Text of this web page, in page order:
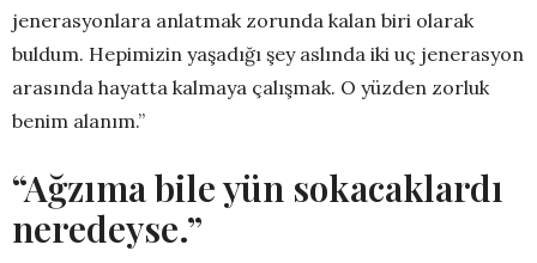
jenerasyonlara anlatmak zorunda kalan biri olarak
buldum. Hepimizin yaşadığı şey aslında iki uç jenerasyon
arasında hayatta kalmaya çalışmak. O yüzden zorluk
benim alanım.”
“Ağzıma bile yün sokacaklardı
neredeyse.”